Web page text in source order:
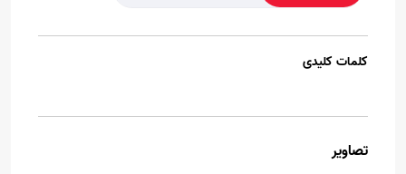
کلمات کلیدی
تصاویر